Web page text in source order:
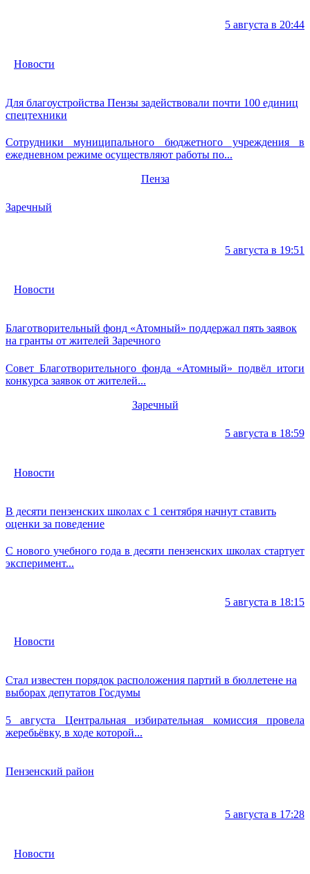
5 августа в 20:44
Новости
Для благоустройства Пензы задействовали почти 100 единиц
спецтехники
Сотрудники муниципального бюджетного учреждения в
ежедневном режиме осуществляют работы по...
Пенза
Заречный
5 августа в 19:51
Новости
Благотворительный фонд «Атомный» поддержал пять заявок
на гранты от жителей Заречного
Совет Благотворительного фонда «Атомный» подвёл итоги
конкурса заявок от жителей...
Заречный
5 августа в 18:59
Новости
В десяти пензенских школах с 1 сентября начнут ставить
оценки за поведение
С нового учебного года в десяти пензенских школах стартует
эксперимент...
5 августа в 18:15
Новости
Стал известен порядок расположения партий в бюллетене на
выборах депутатов Госдумы
5 августа Центральная избирательная комиссия провела
жеребьёвку, в ходе которой...
Пензенский район
5 августа в 17:28
Новости